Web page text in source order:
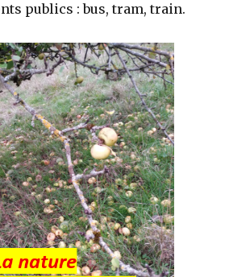
publics : bus, tram, train.